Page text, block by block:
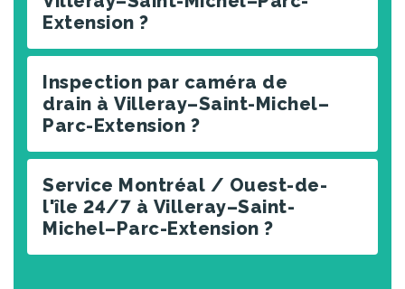
Extension ?
Inspection par caméra de
drain à Villeray–Saint-Michel–
Parc-Extension ?
Service Montréal / Ouest-de-
l'île 24/7 à Villeray–Saint-
Michel–Parc-Extension ?